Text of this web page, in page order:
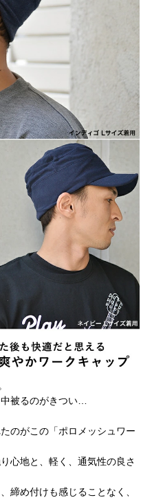
被るのがきつい…
のがこの「ポロメッシュワー
心地と、軽く、通気性の良さ
締め付けも感じることなく、